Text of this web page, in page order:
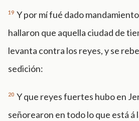
19 Y por mí fué dado
hallaron que aquella ciudad de
levanta contra los reyes, y se
sedición:
20 Y que reyes fuertes hubo en
señorearon en todo lo que está á